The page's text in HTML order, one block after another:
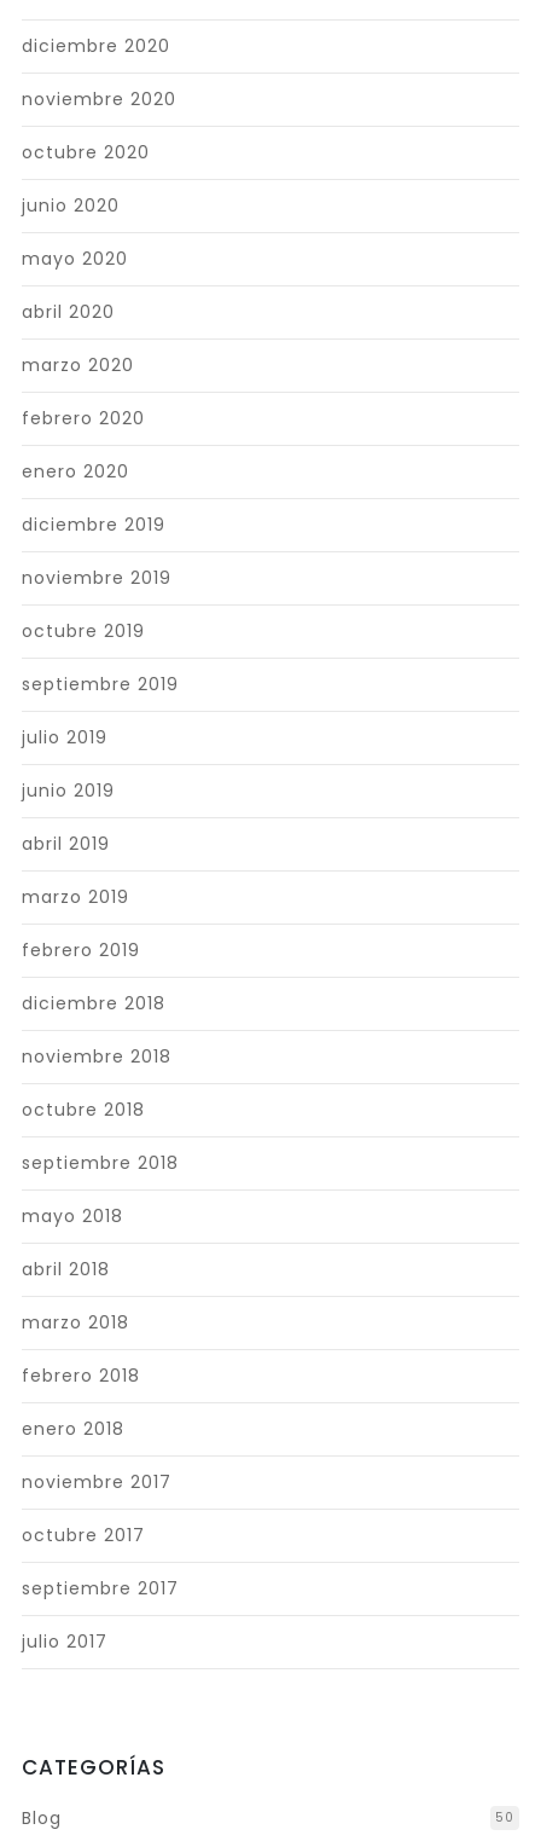
diciembre 2020
noviembre 2020
octubre 2020
junio 2020
mayo 2020
abril 2020
marzo 2020
febrero 2020
enero 2020
diciembre 2019
noviembre 2019
octubre 2019
septiembre 2019
julio 2019
junio 2019
abril 2019
marzo 2019
febrero 2019
diciembre 2018
noviembre 2018
octubre 2018
septiembre 2018
mayo 2018
abril 2018
marzo 2018
febrero 2018
enero 2018
noviembre 2017
octubre 2017
septiembre 2017
julio 2017
CATEGORÍAS
Blog 50